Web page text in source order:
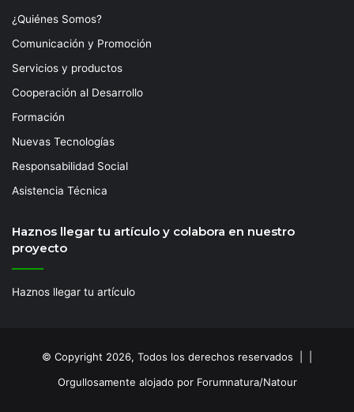
¿Quiénes Somos?
Comunicación y Promoción
Servicios y productos
Cooperación al Desarrollo
Formación
Nuevas Tecnologías
Responsabilidad Social
Asistencia Técnica
Haznos llegar tu artículo y colabora en nuestro
proyecto
Haznos llegar tu artículo
© Copyright 2026, Todos los derechos reservados | |
Orgullosamente alojado por Forumnatura/Natour